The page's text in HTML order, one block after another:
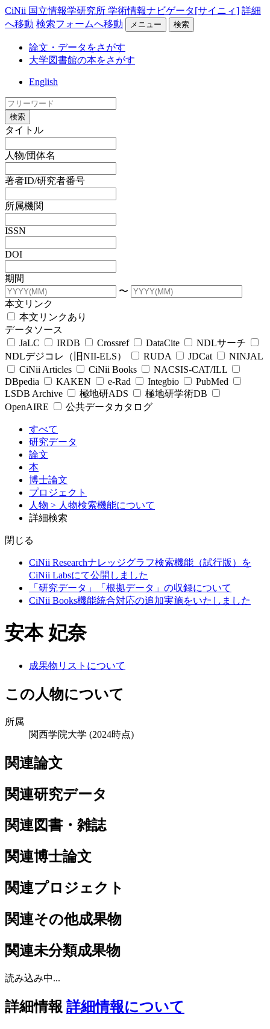
CiNii 国立情報学研究所 学術情報ナビゲータ[サイニィ] 詳細
へ移動 検索フォームへ移動 メニュー 検索
論文・データをさがす
大学図書館の本をさがす
English
検索
タイトル
人物/団体名
著者ID/研究者番号
所属機関
ISSN
DOI
期間
〜
本文リンク
本文リンクあり
データソース
JaLC
IRDB Crossref DataCite
NDLサーチ
NDLデジコレ（旧NII-ELS）
RUDA JDCat
NINJAL
CiNii Articles
CiNii Books
NACSIS-CAT/ILL
DBpedia
KAKEN e-Rad Integbio
PubMed
LSDB Archive
極地研ADS
極地研学術DB
OpenAIRE
公共データカタログ
すべて
研究データ
論文
本
博士論文
プロジェクト
人物 > 人物検索機能について
詳細検索
閉じる
CiNii Researchナレッジグラフ検索機能（試行版）を
CiNii Labsにて公開しました
「研究データ」「根拠データ」の収録について
CiNii Books機能統合対応の追加実施をいたしました
安本 妃奈
成果物リストについて
この人物について
所属
関西学院大学 (2024時点)
関連論文
関連研究データ
関連図書・雑誌
関連博士論文
関連プロジェクト
関連その他成果物
関連未分類成果物
読み込み中...
詳細情報 詳細情報について